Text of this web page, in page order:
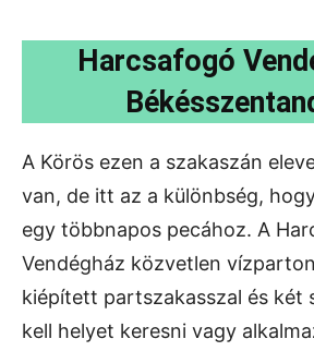
Harcsafogó
A Körös ezen a szakaszán
van, de itt az a különbség,
egy többnapos pecához. A
Vendégház közvetlen
kiépített partszakasszal és két
kell helyet keresni vagy